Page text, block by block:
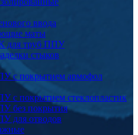
ввода
маты
для труб ППУ
стыков
с покрытием армофол
с покрытием стеклопластик
без покрытия
для отводов